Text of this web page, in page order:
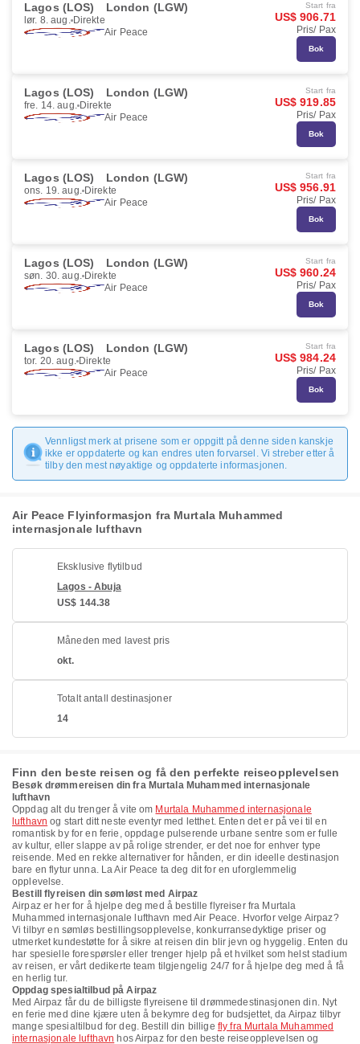
Lagos (LOS) London (LGW)
lør. 8. aug. Direkte
Air Peace
Start fra
US$ 906.71
Pris/ Pax
Bok
Lagos (LOS) London (LGW)
fre. 14. aug. Direkte
Air Peace
Start fra
US$ 919.85
Pris/ Pax
Bok
Lagos (LOS) London (LGW)
ons. 19. aug. Direkte
Air Peace
Start fra
US$ 956.91
Pris/ Pax
Bok
Lagos (LOS) London (LGW)
søn. 30. aug. Direkte
Air Peace
Start fra
US$ 960.24
Pris/ Pax
Bok
Lagos (LOS) London (LGW)
tor. 20. aug. Direkte
Air Peace
Start fra
US$ 984.24
Pris/ Pax
Bok
Vennligst merk at prisene som er oppgitt på denne siden kanskje
ikke er oppdaterte og kan endres uten forvarsel. Vi streber etter å
tilby den mest nøyaktige og oppdaterte informasjonen.
Air Peace Flyinformasjon fra Murtala Muhammed
internasjonale lufthavn
Eksklusive flytilbud
Lagos - Abuja
US$ 144.38
Måneden med lavest pris
okt.
Totalt antall destinasjoner
14
Finn den beste reisen og få den perfekte reiseopplevelsen
Besøk drømmereisen din fra Murtala Muhammed internasjonale
lufthavn
Oppdag alt du trenger å vite om Murtala Muhammed internasjonale
lufthavn og start ditt neste eventyr med letthet. Enten det er på vei til en
romantisk by for en ferie, oppdage pulserende urbane sentre som er fulle
av kultur, eller slappe av på rolige strender, er det noe for enhver type
reisende. Med en rekke alternativer for hånden, er din ideelle destinasjon
bare en flytur unna. La Air Peace ta deg dit for en uforglemmelig
opplevelse.
Bestill flyreisen din sømløst med Airpaz
Airpaz er her for å hjelpe deg med å bestille flyreiser fra Murtala
Muhammed internasjonale lufthavn med Air Peace. Hvorfor velge Airpaz?
Vi tilbyr en sømløs bestillingsopplevelse, konkurransedyktige priser og
utmerket kundestøtte for å sikre at reisen din blir jevn og hyggelig. Enten du
har spesielle forespørsler eller trenger hjelp på et hvilket som helst stadium
av reisen, er vårt dedikerte team tilgjengelig 24/7 for å hjelpe deg med å få
en herlig tur.
Oppdag spesialtilbud på Airpaz
Med Airpaz får du de billigste flyreisene til drømmedestinasjonen din. Nyt
en ferie med dine kjære uten å bekymre deg for budsjettet, da Airpaz tilbyr
mange spesialtilbud for deg. Bestill din billige fly fra Murtala Muhammed
internasjonale lufthavn hos Airpaz for den beste reiseopplevelsen og